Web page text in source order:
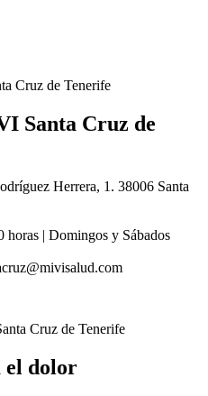
Cruz de Tenerife
Santa Cruz de
Herrera, 1. 38006 Santa
horas | Domingos y Sábados
el dolor